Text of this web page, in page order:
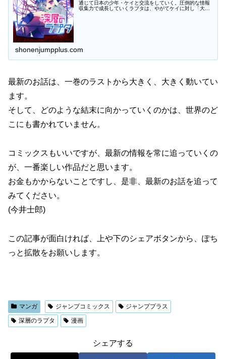
通じて日本の少年・ケイと交流をしていく。圧倒的な情報
収集力で成長していくラプタは、やがてケイに対し「大切
shonenjumpplus.com
最新のお話は、一巻のラストから大きく、大きく動いてい
ます。
そして、どのような結末に向かっていくのかは、世界のど
こにも書かれていません。
コミックスもいいですが、最新の情報を常に追っていくの
が、一番楽しい作品だと思います。
お金もかからないことですし、是非、最新のお話を追って
みてください。
(今井士郎)
この記事が面白ければ、上や下のシェアボタンから、ぽち
っと拡散をお願いします。
マンガ ジャンプコミックス
ジャンププラス
深層のラプタ
漫画
シェアする